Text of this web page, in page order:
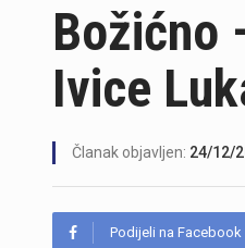
Božićno
Ivice
Članak objavljen: 24/12/
Podijeli na Facebook